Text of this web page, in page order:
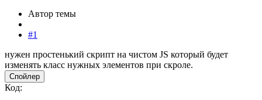
Автор темы
#1
нужен простенький скрипт на чистом JS который будет
изменять класс нужных элементов при скроле.
Спойлер
Код: